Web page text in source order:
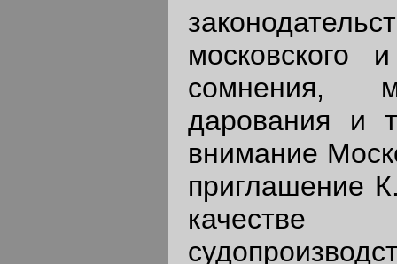
московского
сомнения,
дарования и
внимание
приглашение
качестве